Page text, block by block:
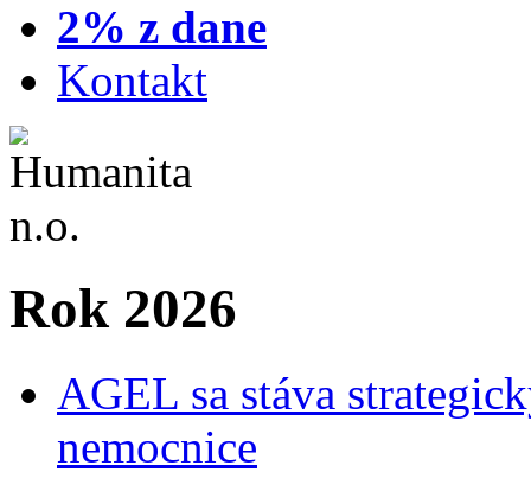
2% z dane
Kontakt
Rok 2026
AGEL sa stáva
nemocnice